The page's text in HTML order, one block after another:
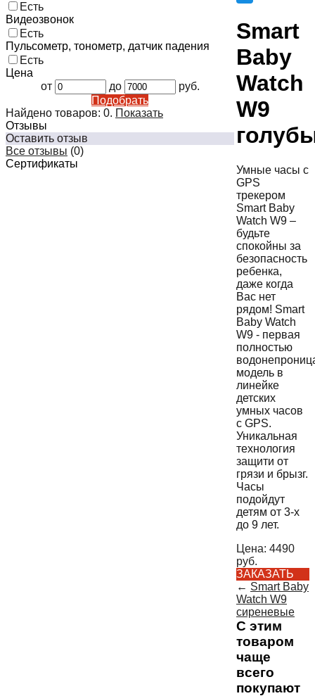
Есть
Видеозвонок
Есть
Пульсометр, тонометр, датчик падения
Есть
Цена
от
до
руб.
Подобрать
Найдено товаров: 0. Показать
Отзывы
Оставить отзыв
Все отзывы (0)
Сертификаты
Smart
Baby
Watch
W9
Умные часы с
GPS
трекером
Smart Baby
Watch W9 –
будьте
спокойны за
безопасность
ребенка,
даже когда
Вас нет
рядом! Smart
Baby Watch
W9 - первая
полностью
модель в
линейке
детских
умных часов
с GPS.
Уникальная
технология
защити от
грязи и брызг.
Часы
подойдут
детям от 3-х
до 9 лет.
Цена: 4490
руб.
ЗАКАЗАТЬ
← Smart Baby
Watch W9
сиреневые
С этим
товаром
чаще
всего
покупают